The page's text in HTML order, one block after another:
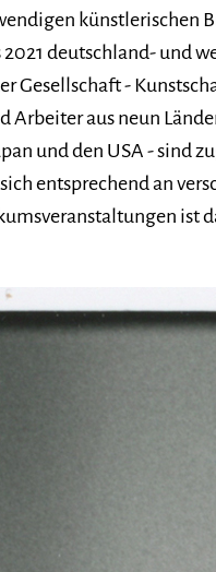
künstlerischen
deutschland- und
Gesellschaft -
Arbeiter aus neun
und den USA - sind
entsprechend an
ist